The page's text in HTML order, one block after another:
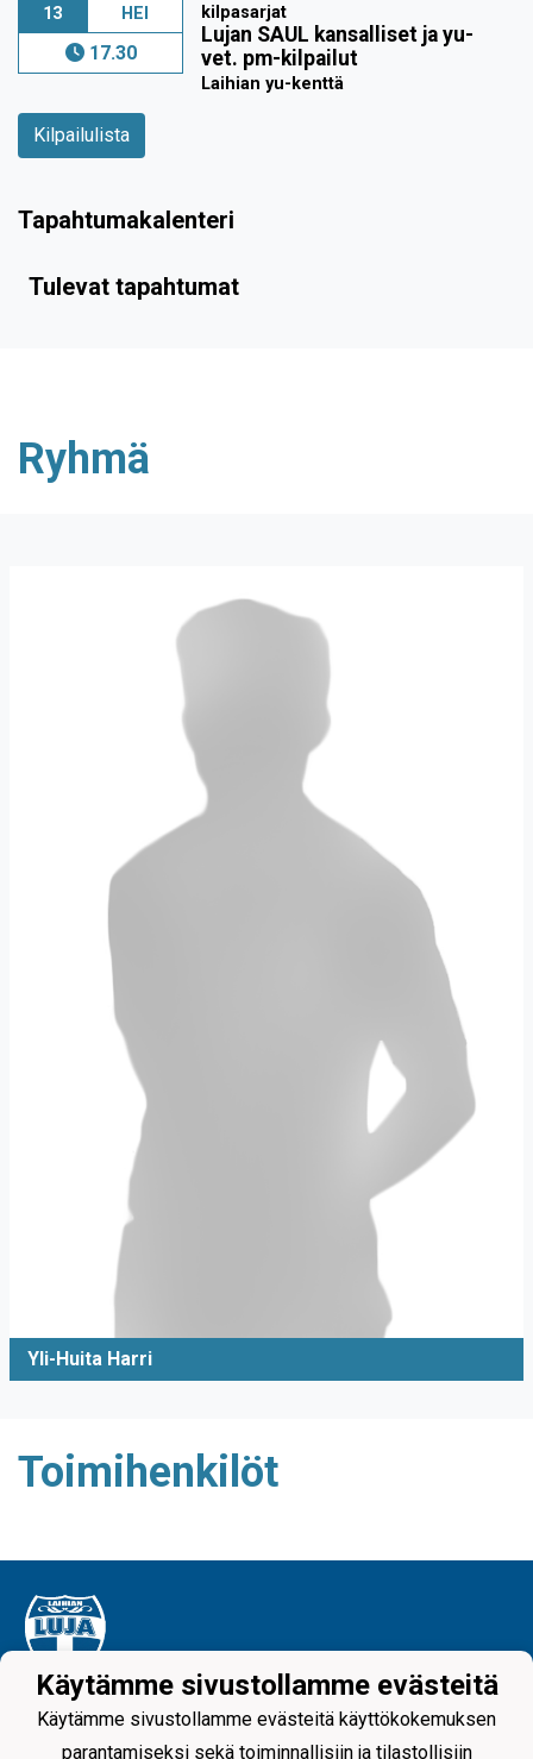
13 HEI
17.30
kilpasarjat
Lujan SAUL kansalliset ja yu-
vet. pm-kilpailut
Laihian yu-kenttä
Kilpailulista
Tapahtumakalenteri
Tulevat tapahtumat
Ryhmä
Yli-Huita Harri
Toimihenkilöt
Tietosuojaseloste
Käytämme sivustollamme evästeitä
Käytämme sivustollamme evästeitä käyttökokemuksen
parantamiseksi sekä toiminnallisiin ja tilastollisiin